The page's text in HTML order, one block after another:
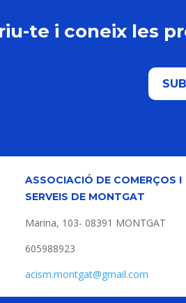
te i coneix les
ASSOCIACIÓ DE COMERÇOS I
SERVEIS DE MONTGAT
Marina, 103- 08391 MONTGAT
605988923
acism.montgat@gmail.com